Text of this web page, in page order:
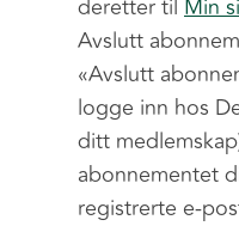
deretter til Min
Avslutt
«Avslutt
logge inn hos
ditt
abonnementet
registrerte e-